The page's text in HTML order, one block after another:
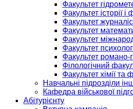
Факультет
Факультет історії і
Факультет
Факультет
Факультет
Факультет
Факультет романо-
Філологічний
Факультет хімії та
Навчальні підрозділи
Кафедра військової
Абітурієнту